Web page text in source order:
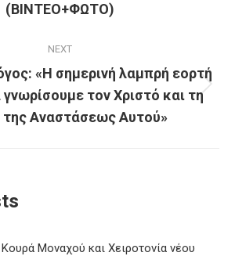
post:
(ΒΙΝΤΕΟ+ΦΩΤΟ)
NEXT
Next
post:
«Η σημερινή λαμπρή εορτή
γνωρίσουμε τον Χριστό και τη
της Αναστάσεως Αυτού»
Κουρά Μοναχού και Χειροτονία νέου